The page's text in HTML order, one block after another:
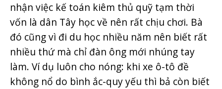
nhận việc kế toán kiêm thủ quỹ tạm thời
vốn là dân Tây học về nên rất chịu chơi. Bà
đó cũng vì đi du học nhiều năm nên biết rất
nhiều thứ mà chỉ đàn ông mới nhúng tay
làm. Ví dụ luôn cho nóng: khi xe ô-tô đề
không nổ do bình ắc-quy yếu thì bả còn biết